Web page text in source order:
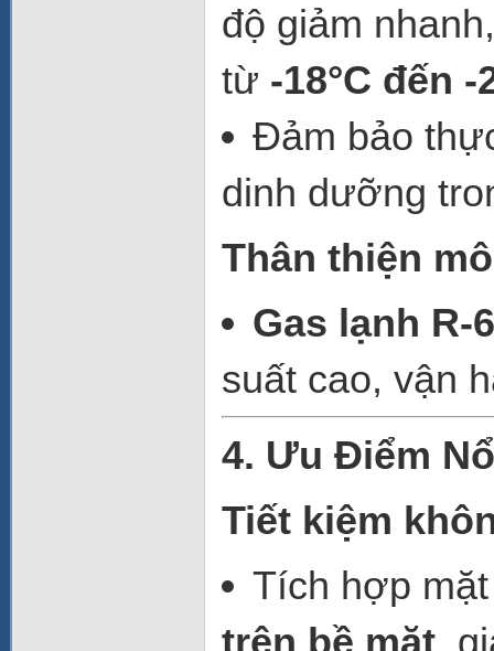
độ giảm
từ -18°C đến -
Đảm bảo
dinh dưỡng
Thân thiện
Gas lạnh R-
suất cao, vận
4. Ưu Điểm
Tiết kiệm
Tích hợp
trên bề mặt ,